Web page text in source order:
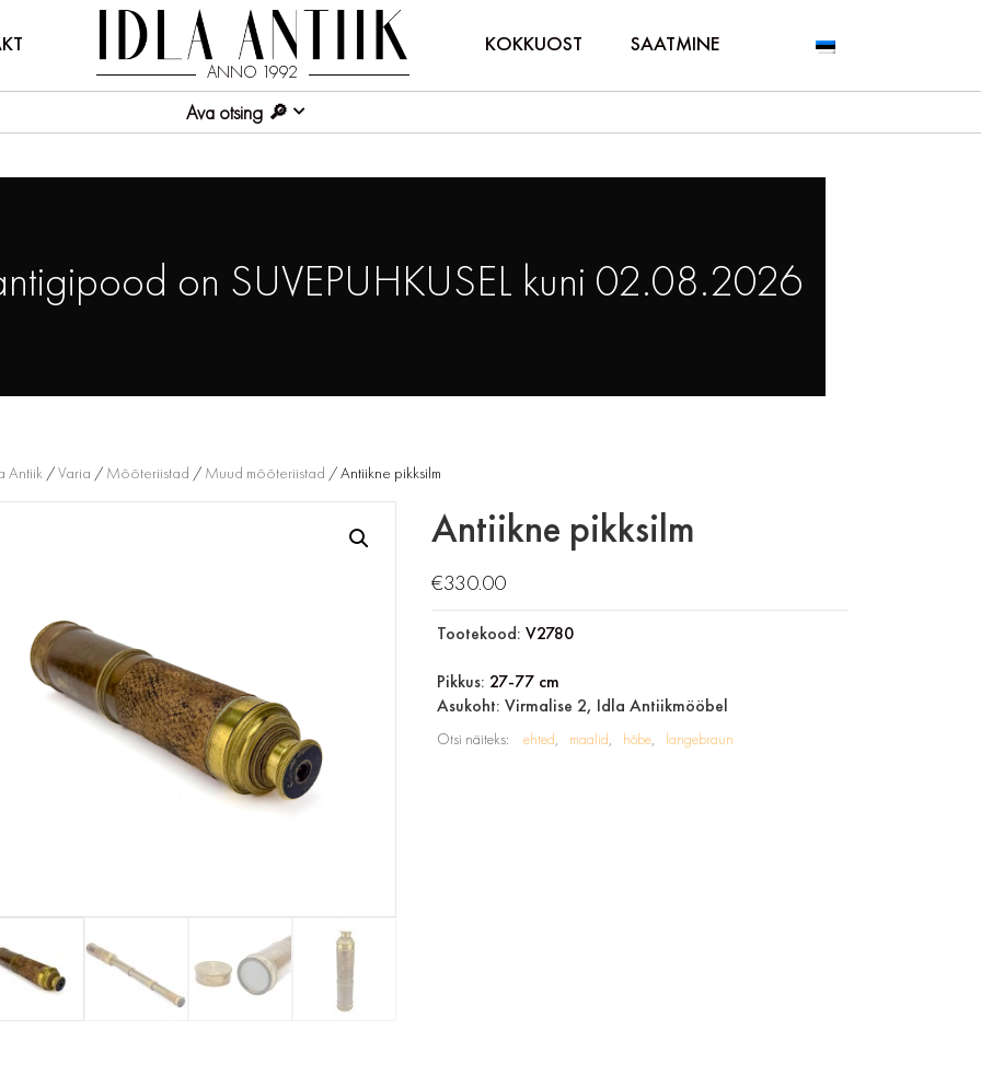
ANNO 1992
KOKKUOST SAATMINE
Ava otsing
on SUVEPUHKUSEL kuni 02.08.2026
Antiik/Varia / Mõõteriistad / Muud mõõteriistad / Antiikne pikksilm
Antiikne pikksilm
€330.00
Tootekood: V2780
Pikkus: 27-77 cm
Asukoht: Virmalise 2, Idla Antiikmööbel
Otsi näiteks: ehted maalid hõbe langebraun